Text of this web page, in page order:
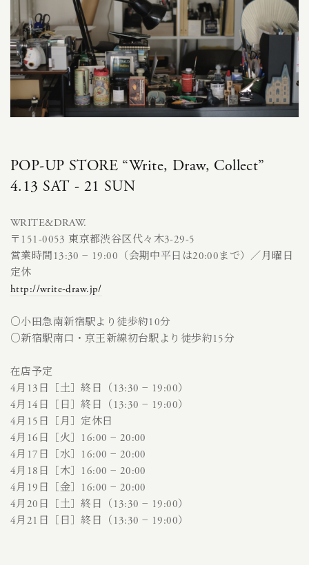
POP-UP STORE “Write, Draw, Collect”
4.13 SAT - 21 SUN
WRITE&DRAW.
〒151-0053 東京都渋谷区代々木3-29-5
営業時間13:30 − 19:00（会期中平日は20:00まで）／月曜日
定休
http://write-draw.jp/
○小田急南新宿駅より徒歩約10分
○新宿駅南口・京王新線初台駅より徒歩約15分
在店予定
4月13日［土］終日（13:30 − 19:00）
4月14日［日］終日（13:30 − 19:00）
4月15日［月］定休日
4月16日［火］16:00 − 20:00
4月17日［水］16:00 − 20:00
4月18日［木］16:00 − 20:00
4月19日［金］16:00 − 20:00
4月20日［土］終日（13:30 − 19:00）
4月21日［日］終日（13:30 − 19:00）